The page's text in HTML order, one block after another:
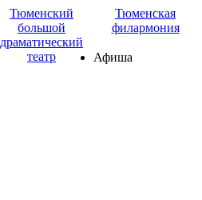
Тюменский
большой
драматический
театр
Тюменская
филармония
Афиша